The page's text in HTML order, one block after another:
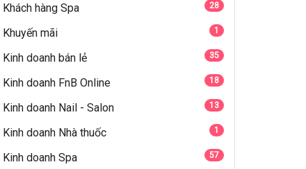
Khách hàng Spa 28
Khuyến mãi 1
Kinh doanh bán lẻ 35
Kinh doanh FnB Online 18
Kinh doanh Nail - Salon 13
Kinh doanh Nhà thuốc 1
Kinh doanh Spa 57